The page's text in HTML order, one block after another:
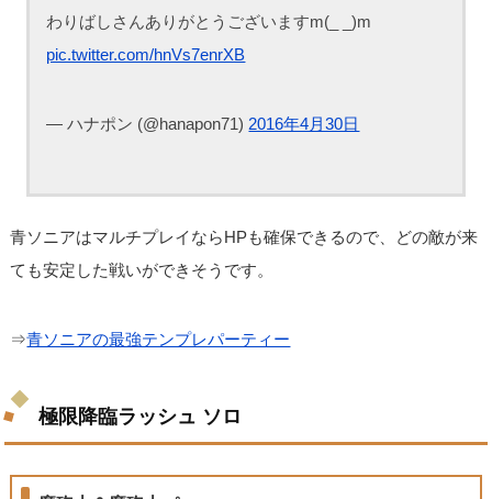
わりばしさんありがとうございますm(_ _)m
pic.twitter.com/hnVs7enrXB
— ハナポン (@hanapon71) 2016年4月30日
青ソニアはマルチプレイならHPも確保できるので、どの敵が来
ても安定した戦いができそうです。
⇒青ソニアの最強テンプレパーティー
極限降臨ラッシュ ソロ